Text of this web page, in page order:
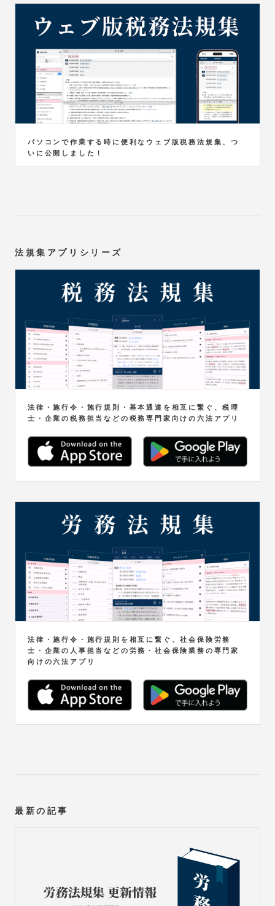
パソコンで作業する時に便利なウェブ版税務法規集、つ
いに公開しました！
法規集アプリシリーズ
法律・施行令・施行規則・基本通達を相互に繋ぐ、税理
士・企業の税務担当などの税務専門家向けの六法アプリ
法律・施行令・施行規則を相互に繋ぐ、社会保険労務
士・企業の人事担当などの労務・社会保険業務の専門家
向けの六法アプリ
最新の記事